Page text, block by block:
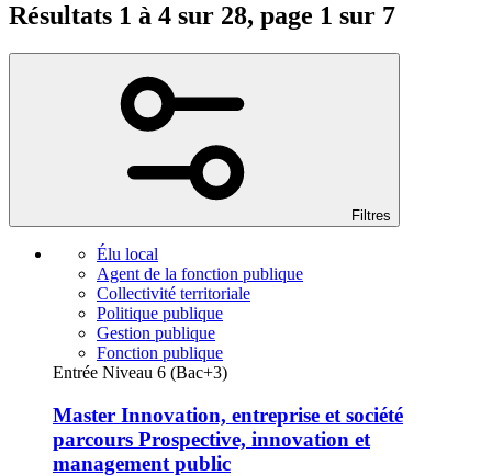
Résultats 1 à 4 sur 28, page 1 sur 7
Filtres
Élu local
Agent de la fonction publique
Collectivité territoriale
Politique publique
Gestion publique
Fonction publique
Entrée Niveau 6 (Bac+3)
Master Innovation, entreprise et société
parcours Prospective, innovation et
management public